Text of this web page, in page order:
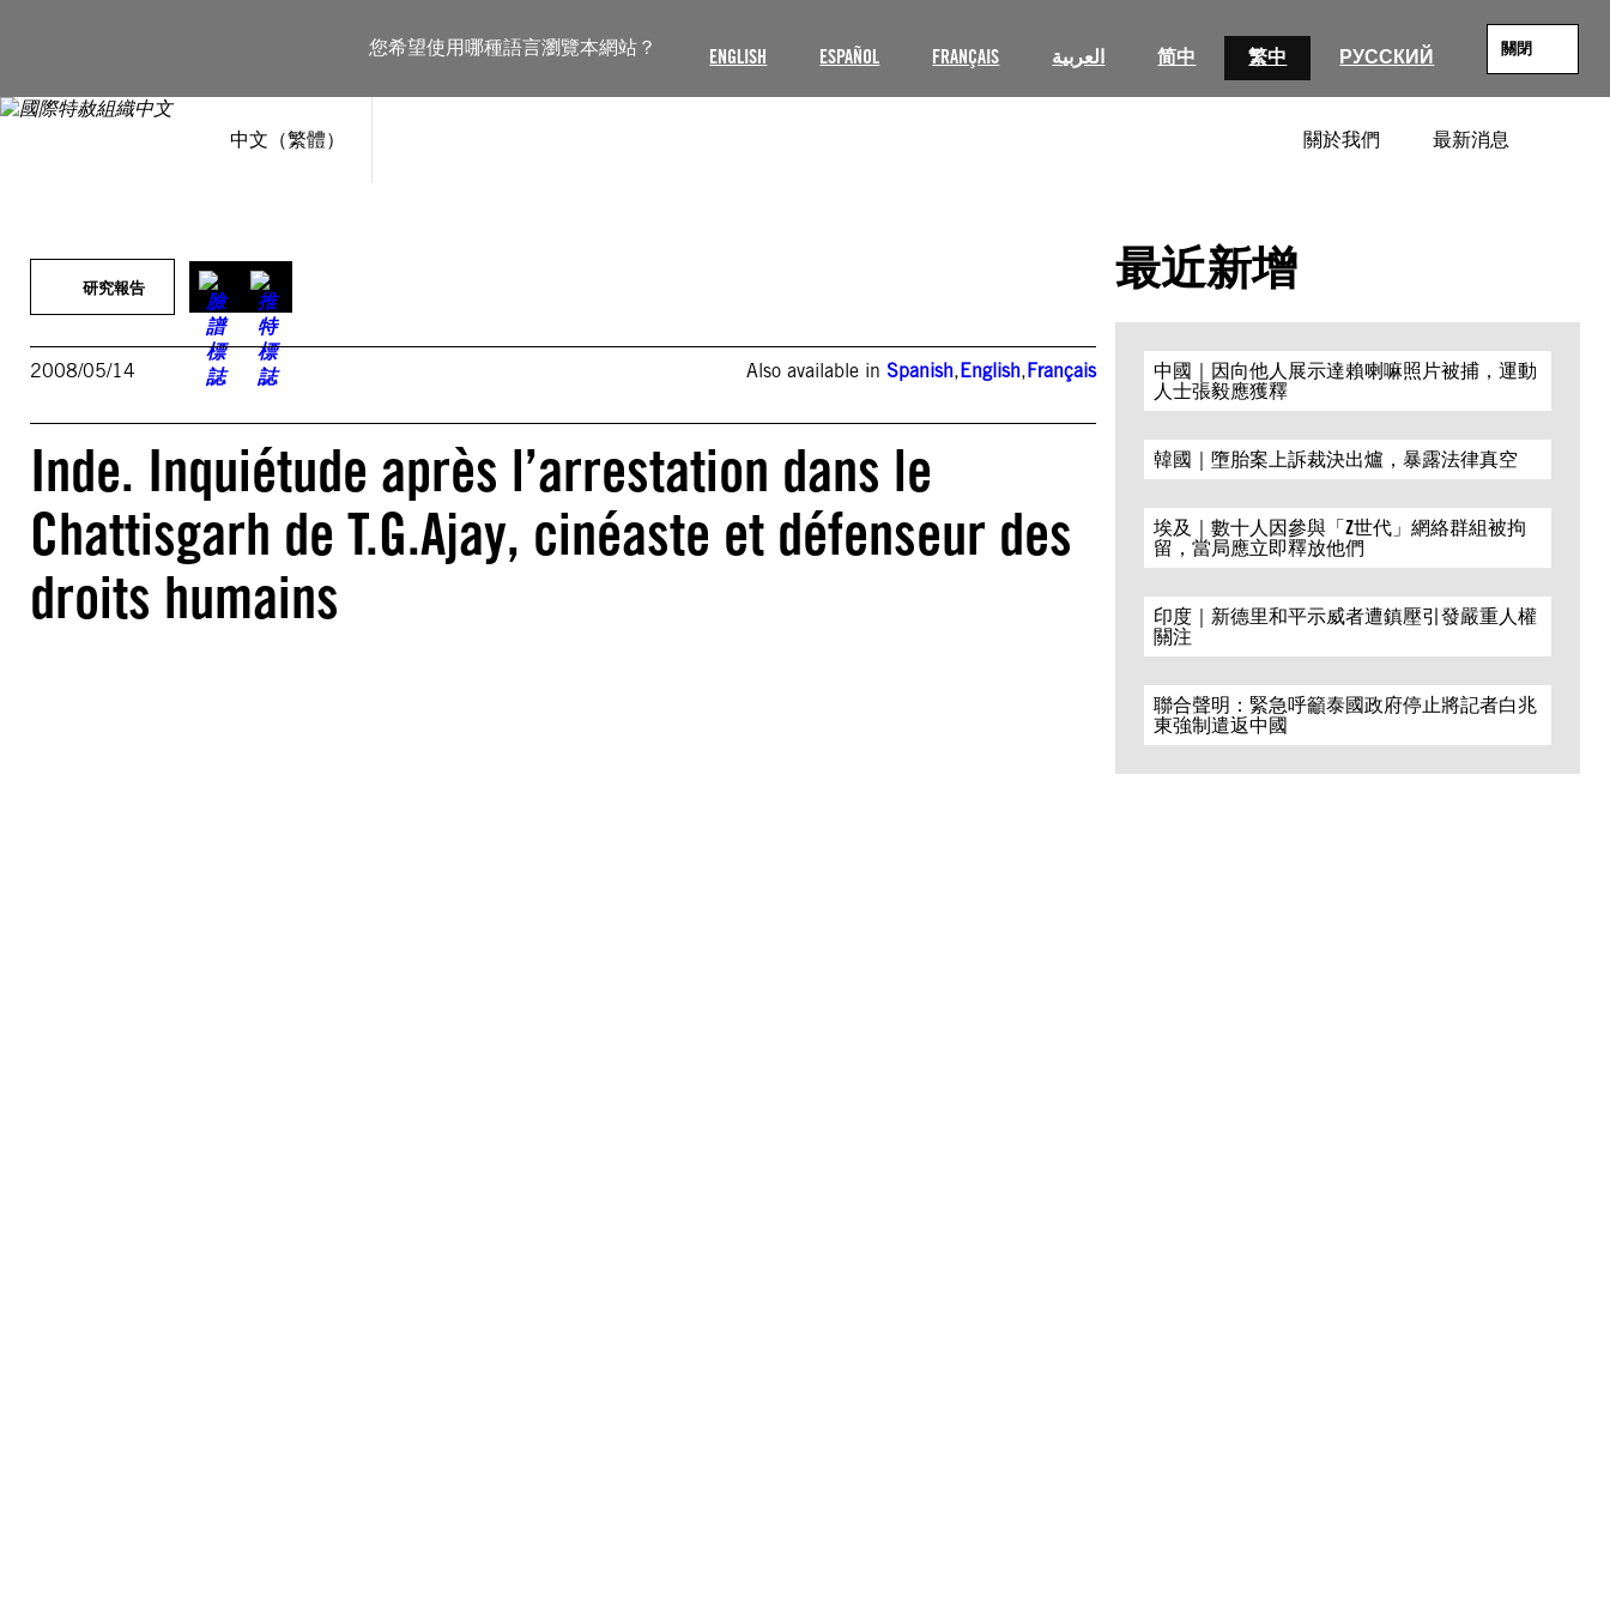
您希望使用哪種語言瀏覽本網站？ ENGLISH ESPAÑOL FRANÇAIS العربية 简中 繁中 РУССКИЙ 關閉
中文（繁體） 關於我們 最新消息
內
研究報告
2008/05/14 Also available inSpanish,English,Français
Inde. Inquiétude après l’arrestation dans le
Chattisgarh de T.G.Ajay, cinéaste et défenseur des
droits humains
最近新增
中國｜因向他人展示達賴喇嘛照片被捕，運動
人士張毅應獲釋
韓國｜墮胎案上訴裁決出爐，暴露法律真空
埃及｜數十人因參與「Z世代」網絡群組被拘
留，當局應立即釋放他們
印度｜新德里和平示威者遭鎮壓引發嚴重人權
關注
聯合聲明：緊急呼籲泰國政府停止將記者白兆
東強制遣返中國